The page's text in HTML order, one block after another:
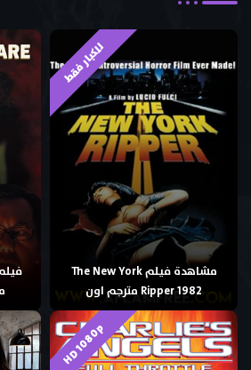
للكبار فقط
مشاهدة فيلم The New York
Ripper 1982 مترجم اون
HD 1080p